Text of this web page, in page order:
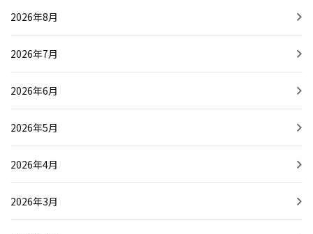
2026年8月
2026年7月
2026年6月
2026年5月
2026年4月
2026年3月